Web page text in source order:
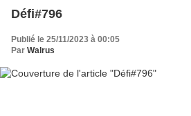
Défi#796
Publié le 25/11/2023 à 00:05
Par Walrus